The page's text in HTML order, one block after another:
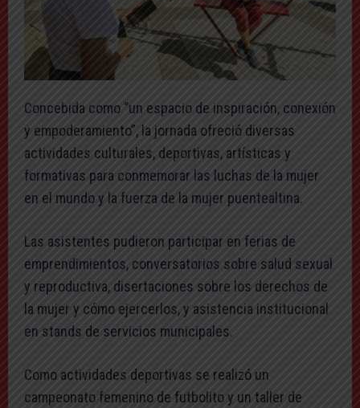
Concebida como “un espacio de inspiración, conexión
y empoderamiento”, la jornada ofreció diversas
actividades culturales, deportivas, artísticas y
formativas para conmemorar las luchas de la mujer
en el mundo y la fuerza de la mujer puentealtina.
Las asistentes pudieron participar en ferias de
emprendimientos, conversatorios sobre salud sexual
y reproductiva, disertaciones sobre los derechos de
la mujer y cómo ejercerlos, y asistencia institucional
en stands de servicios municipales.
Como actividades deportivas se realizó un
campeonato femenino de futbolito y un taller de